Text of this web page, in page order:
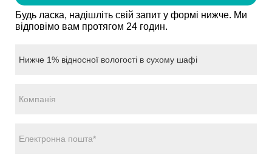
Будь ласка, надішліть свій запит у формі нижче. Ми
відповімо вам протягом 24 годин.